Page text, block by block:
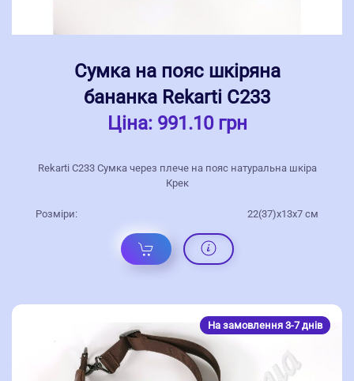
Сумка на пояс шкіряна
бананка Rekarti С233
Ціна: 991.10 грн
Rekarti С233 Сумка через плече на пояс натуральна шкіра
Крек
Розміри: 22(37)х13х7 см
На замовлення 3-7 днів